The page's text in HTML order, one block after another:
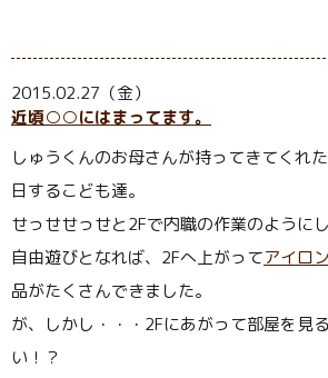
2015.02.27（金）
近頃○○にはまってます。
しゅうくんのお母さんが持ってきてくれた
日するこども達。
せっせせっせと2Fで内職の作業のように
自由遊びとなれば、2Fへ上がってアイロ
品がたくさんできました。
が、しかし・・・2Fにあがって部屋を見
い！？